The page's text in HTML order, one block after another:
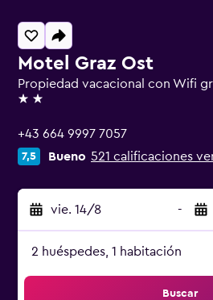
Motel Graz Ost
Propiedad vacacional con Wifi
2 estrellas
+43 664 9997 7057
7,5 Bueno 521 calificaciones
vie. 14/8 -
2 huéspedes, 1 habitación
Buscar